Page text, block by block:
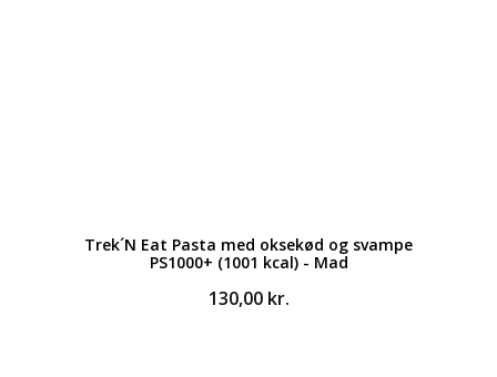
Trek´N Eat Pasta med oksekød og svampe
PS1000+ (1001 kcal) - Mad
130,00 kr.